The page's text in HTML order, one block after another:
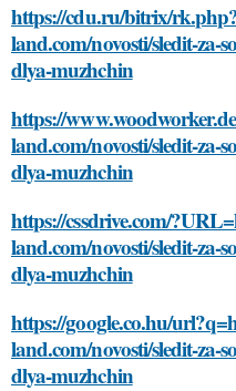
https://cdu.ru/bitrix/
land.com/novosti/sledit-za-
dlya-muzhchin
https://
land.com/novosti/sledit-za-
dlya-muzhchin
https://cssdrive.com/
land.com/novosti/sledit-za-
dlya-muzhchin
https://google.co.hu/
land.com/novosti/sledit-za-
dlya-muzhchin